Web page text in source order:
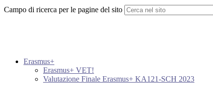
Campo di ricerca per le pagine del sito
Erasmus+
Erasmus+ VET!
Valutazione Finale Erasmus+ KA121-SCH 2023